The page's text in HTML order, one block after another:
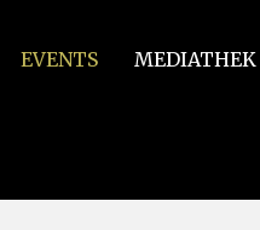
EVENTS MEDIATHEK